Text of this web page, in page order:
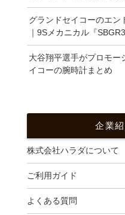
グランドセイコーのエン
｜9Sメカニカル『
大谷翔平選手がプロモー
イコーの腕時計まとめ
企業
株式会社ハラダについて
ご利用ガイド
よくある質問